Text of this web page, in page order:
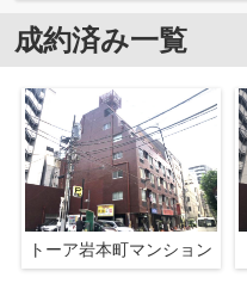
成約済み一覧
トーア岩本町マンション